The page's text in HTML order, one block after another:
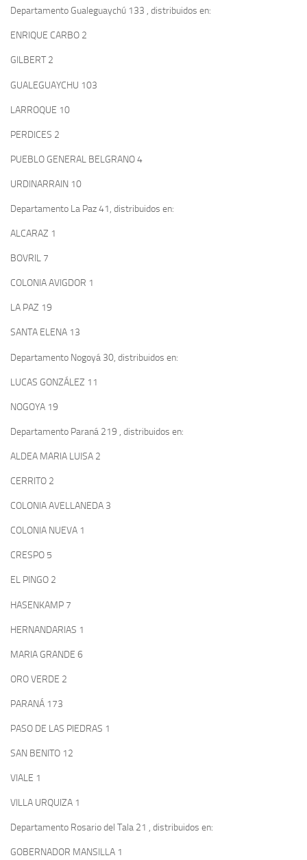
Departamento Gualeguaychú 133 , distribuidos en:
ENRIQUE CARBO 2
GILBERT 2
GUALEGUAYCHU 103
LARROQUE 10
PERDICES 2
PUEBLO GENERAL BELGRANO 4
URDINARRAIN 10
Departamento La Paz 41, distribuidos en:
ALCARAZ 1
BOVRIL 7
COLONIA AVIGDOR 1
LA PAZ 19
SANTA ELENA 13
Departamento Nogoyá 30, distribuidos en:
LUCAS GONZÁLEZ 11
NOGOYA 19
Departamento Paraná 219 , distribuidos en:
ALDEA MARIA LUISA 2
CERRITO 2
COLONIA AVELLANEDA 3
COLONIA NUEVA 1
CRESPO 5
EL PINGO 2
HASENKAMP 7
HERNANDARIAS 1
MARIA GRANDE 6
ORO VERDE 2
PARANÁ 173
PASO DE LAS PIEDRAS 1
SAN BENITO 12
VIALE 1
VILLA URQUIZA 1
Departamento Rosario del Tala 21 , distribuidos en:
GOBERNADOR MANSILLA 1